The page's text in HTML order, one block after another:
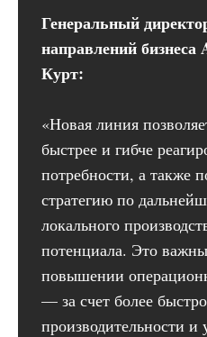
Генеральный
направлений
Курт:
«Новая линия
быстрее и гибче
потребности, а также
стратегию по
локального
потенциала. Это
повышении
— за счет более
производительности и